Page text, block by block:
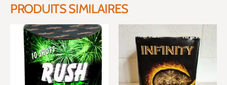
PRODUITS SIMILAIRES